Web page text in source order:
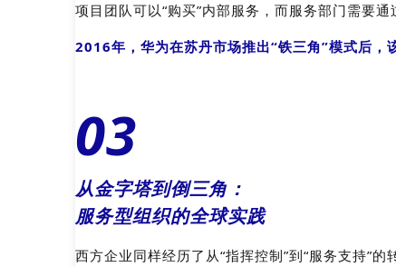
项目团队可以“购买”内部服务，而服务部门需要
2016年，华为在苏丹市场推出“铁三角”模式后
03
从金字塔到倒三角：
服务型组织的全球实践
西方企业同样经历了从“指挥控制”到“服务支持”的